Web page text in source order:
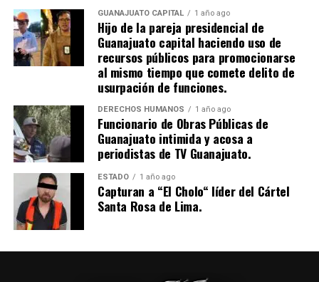
GUANAJUATO CAPITAL 1 año ago
Hijo de la pareja presidencial de
Guanajuato capital haciendo uso de
recursos públicos para promocionarse
al mismo tiempo que comete delito de
usurpación de funciones.
DERECHOS HUMANOS 1 año ago
Funcionario de Obras Públicas de
Guanajuato intimida y acosa a
periodistas de TV Guanajuato.
ESTADO 1 año ago
Capturan a “El Cholo“ líder del Cártel
Santa Rosa de Lima.